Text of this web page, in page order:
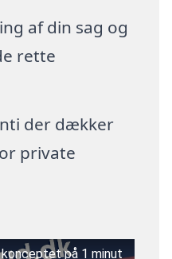
af din sag og
rette
der dækker
private
på 1 minut